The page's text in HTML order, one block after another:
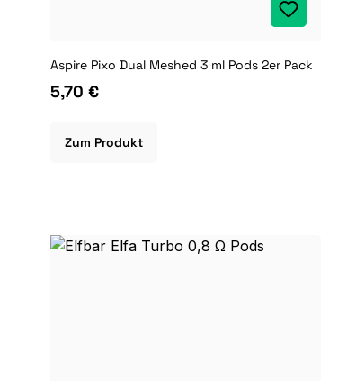
Aspire Pixo Dual Meshed 3 ml Pods 2er Pack
5,70 €
Zum Produkt